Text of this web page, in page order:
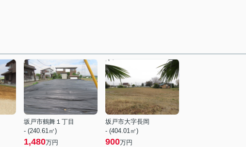
坂戸市鶴舞１丁目
- (240.61㎡)
1,480万円
坂戸市大字長岡
- (404.01㎡)
900万円